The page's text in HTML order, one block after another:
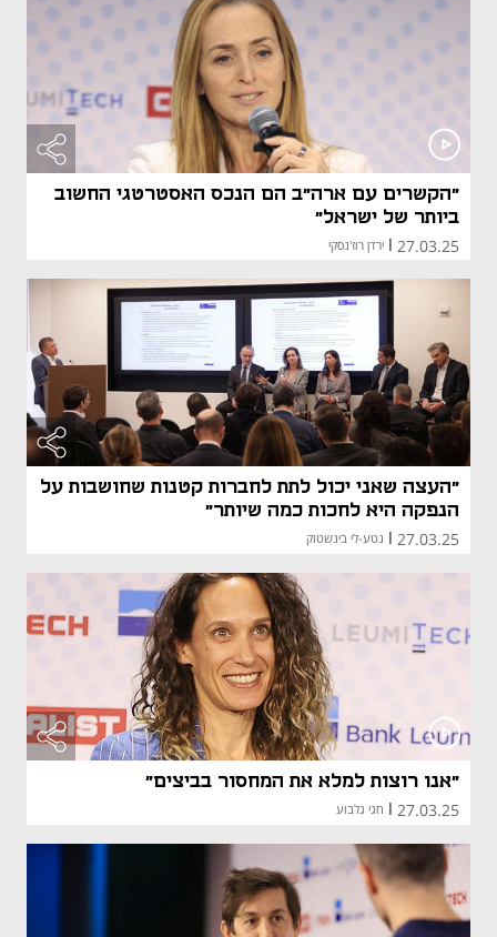
"הקשרים עם ארה"ב הם הנכס האסטרטגי החשוב
ביותר של ישראל"
27.03.25
| ירדן רוז'נסקי
"העצה שאני יכול לתת לחברות קטנות שחושבות על
הנפקה היא לחכות כמה שיותר"
27.03.25 נטע-לי בינשטוק
"אנו רוצות למלא את המחסור בביצים"
27.03.25 חגי גלבוע